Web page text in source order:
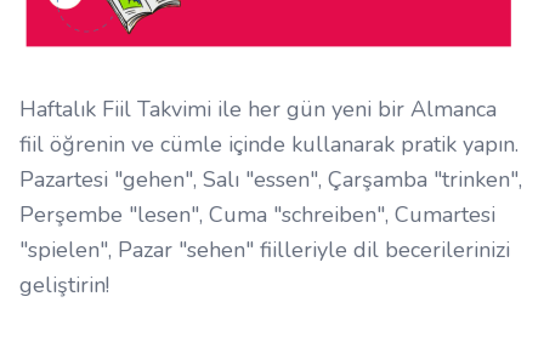
Haftalık Fiil Takvimi ile her gün yeni bir Almanca
fiil öğrenin ve cümle içinde kullanarak pratik yapın.
Pazartesi "gehen", Salı "essen", Çarşamba "trinken",
Perşembe "lesen", Cuma "schreiben", Cumartesi
"spielen", Pazar "sehen" fiilleriyle dil becerilerinizi
geliştirin!